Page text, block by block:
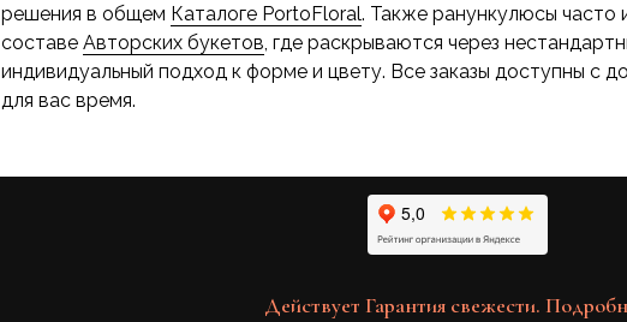
решения в общем Каталоге PortoFloral. Также ранункулюсы часто
составе Авторских букетов , где раскрываются через
индивидуальный подход к форме и цвету. Все заказы доступны с
для вас время.
Действует Гарантия свежести.